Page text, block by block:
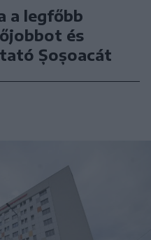
a legfőbb
és
Șoșoacát